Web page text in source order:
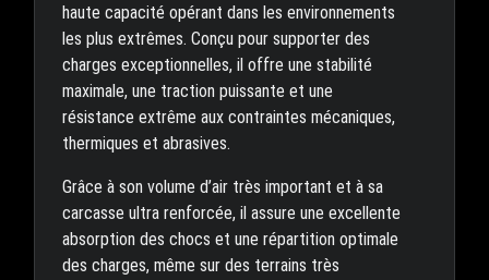
haute capacité opérant dans les environnements
les plus extrêmes. Conçu pour supporter des
charges exceptionnelles, il offre une stabilité
maximale, une traction puissante et une
résistance extrême aux contraintes mécaniques,
thermiques et abrasives.
Grâce à son volume d’air très important et à sa
carcasse ultra renforcée, il assure une excellente
absorption des chocs et une répartition optimale
des charges, même sur des terrains très